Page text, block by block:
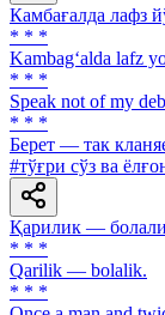
Камбағалда лафз
* * *
Kambag‘alda lafz
* * *
Speak not of my
* * *
Берет — так
#тўғри сўз ва
Қарилик —
* * *
Qarilik — bolalik.
* * *